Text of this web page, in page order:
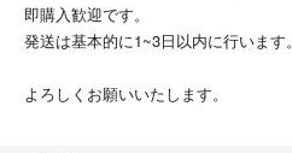
即購入歓迎です。
発送は基本的に1~3日以内に行います。
よろしくお願いいたします。